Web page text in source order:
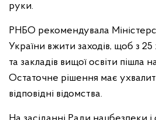
руки.
РНБО рекомендувала
України вжити заходів, щоб з 25
та закладів вищої освіти пішла
Остаточне рішення має
відповідні відомства.